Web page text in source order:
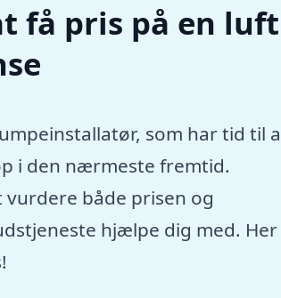
få pris på en luft
som har tid til
i den nærmeste fremtid.
både prisen og
hjælpe dig med. Her